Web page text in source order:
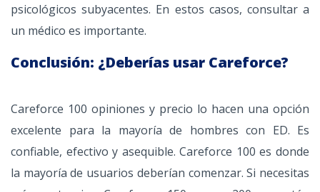
psicológicos subyacentes. En estos casos, consultar a
un médico es importante.
Conclusión: ¿Deberías usar Careforce?
Careforce 100 opiniones y precio lo hacen una opción
excelente para la mayoría de hombres con ED. Es
confiable, efectivo y asequible. Careforce 100 es donde
la mayoría de usuarios deberían comenzar. Si necesitas